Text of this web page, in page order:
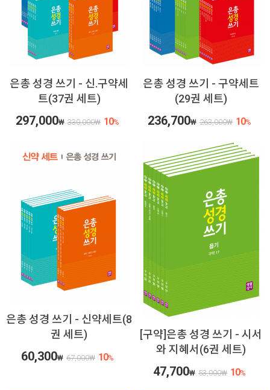
은총 성경 쓰기 - 신.구약세
트(37권 세트)
297,000₩ 330,000₩ 10%
은총 성경 쓰기 - 구약세트
(29권 세트)
236,700₩ 263,000₩ 10%
은총 성경 쓰기 - 신약세트(8
권 세트)
60,300₩ 67,000₩ 10%
[구약]은총 성경 쓰기 - 시서
와 지혜서(6권 세트)
47,700₩ 53,000₩ 10%